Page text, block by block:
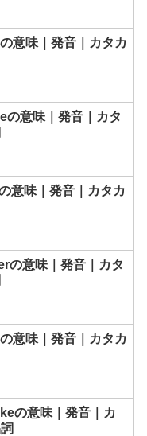
意味｜発音｜カタカ
意味｜発音｜カタ
意味｜発音｜カタカ
の意味｜発音｜カタ
意味｜発音｜カタカ
の意味｜発音｜カ